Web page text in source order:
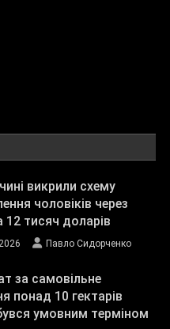
викрили схему
чоловіків через
12 тисяч доларів
Павло Сидорченко
за самовільне
понад 10 гектарів
умовним терміном